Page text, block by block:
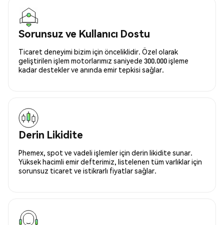
Sorunsuz ve Kullanıcı Dostu
Ticaret deneyimi bizim için önceliklidir. Özel olarak
geliştirilen işlem motorlarımız saniyede 300.000 işleme
kadar destekler ve anında emir tepkisi sağlar.
Derin Likidite
Phemex, spot ve vadeli işlemler için derin likidite sunar.
Yüksek hacimli emir defterimiz, listelenen tüm varlıklar için
sorunsuz ticaret ve istikrarlı fiyatlar sağlar.